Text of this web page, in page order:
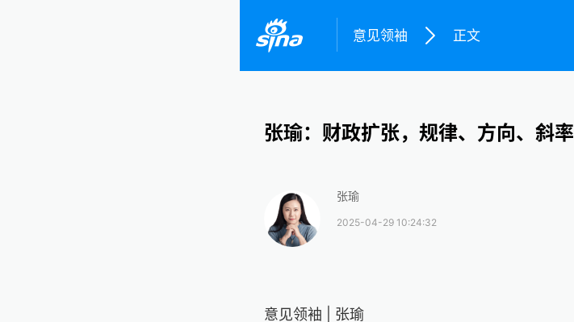
意见领袖 正文
张瑜：财政扩张，规律、方向、斜率
张瑜
2025-04-29 10:24:32
意见领袖 | 张瑜